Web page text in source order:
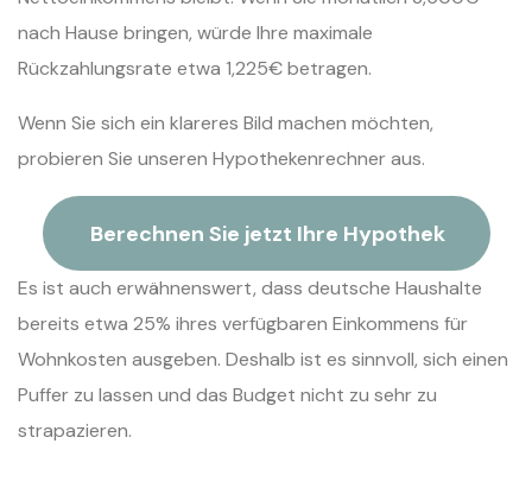
nach Hause bringen, würde Ihre maximale
Rückzahlungsrate etwa 1,225€ betragen.
Wenn Sie sich ein klareres Bild machen möchten,
probieren Sie unseren Hypothekenrechner aus.
Berechnen Sie jetzt Ihre Hypothek
Es ist auch erwähnenswert, dass deutsche Haushalte
bereits etwa 25% ihres verfügbaren Einkommens für
Wohnkosten ausgeben. Deshalb ist es sinnvoll, sich einen
Puffer zu lassen und das Budget nicht zu sehr zu
strapazieren.